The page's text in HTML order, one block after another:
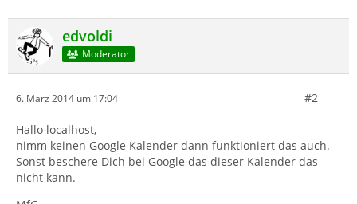
edvoldi
Moderator
6. März 2014 um 17:04 #2
Hallo localhost,
nimm keinen Google Kalender dann funktioniert das auch.
Sonst beschere Dich bei Google das dieser Kalender das
nicht kann.